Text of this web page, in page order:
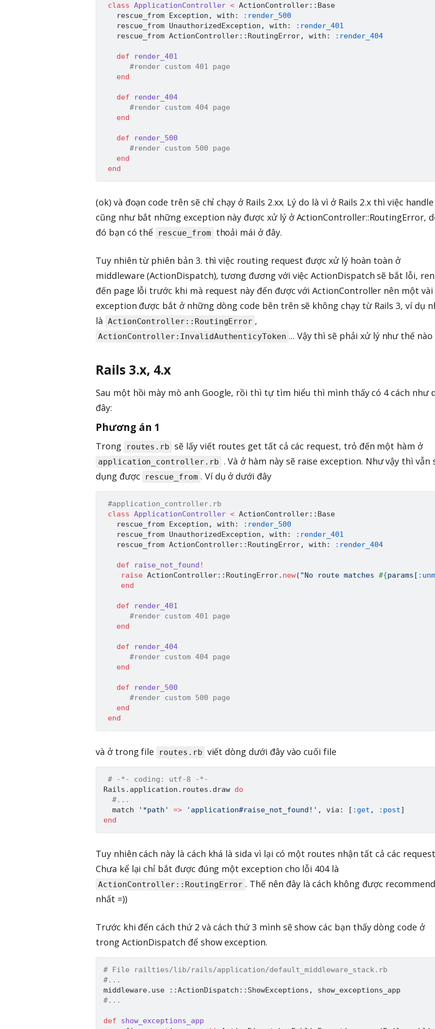
class ApplicationController < ActionController: : Base
   rescue_from
Exception , with :
:render_500
   rescue_from
UnauthorizedException , with :
:render_401
   rescue_from
ActionController: : RoutingError, with : :render_404
def
render_401
#render custom 401 page
end
def
render_404
#render custom 404 page
end
def
render_500
#render custom 500 page
end
end
(ok) và đoạn code trên sẽ chỉ chạy ở Rails 2.xx. Lý do là vì ở Rails 2.x thì việc handle
cũng như bắt những exception này được xử lý ở ActionController::RoutingError,
đó bạn có thể
rescue_from thoải mái ở đây.
Tuy nhiên từ phiên bản 3. thì việc routing request được xử lý hoàn toàn ở
middleware (ActionDispatch), tương đương với việc ActionDispatch sẽ bắt lỗi,
đến page lỗi trước khi mà request này đến được với ActionController nên một vài
exception được bắt ở những dòng code bên trên sẽ không chạy từ Rails 3, ví dụ
là ActionController::RoutingError ,
ActionController:InvalidAuthenticyToken ... Vậy thì sẽ phải xử lý như thế nào
Rails 3.x, 4.x
Sau một hồi mày mò anh Google, rồi thì tự tìm hiểu thì mình thấy có 4 cách như
đây:
Phương án 1
Trong routes.rb sẽ lấy viết routes get tất cả các request, trỏ đến một hàm ở
application_controller.rb
. Và ở hàm này sẽ raise exception. Như vậy thì vẫn
dụng được
rescue_from . Ví dụ ở dưới đây
#application_controller.rb
class ApplicationController < ActionController: : Base
   rescue_from
Exception , with :
:render_500
   rescue_from
UnauthorizedException , with :
:render_401
   rescue_from
ActionController: : RoutingError, with : :render_404
def raise_not_found !
raise ActionController: : RoutingError. new( "No route matches #{params [
end
def
render_401
#render custom 401 page
end
def
render_404
#render custom 404 page
end
def
render_500
#render custom 500 page
end
end
và ở trong file routes.rb viết dòng dưới đây vào cuối file
# -*- coding: utf-8 -*-
Rails . application . routes . draw do
#...
  match
'*path' => 'application#raise_not_found!' , via : [ :get , :post]
end
Tuy nhiên cách này là cách khá là sida vì lại có một routes nhận tất cả các
Chưa kể lại chỉ bắt được đúng một exception cho lỗi 404 là
ActionController::RoutingError . Thế nên đây là cách không được recommend
nhất =))
Trước khi đến cách thứ 2 và cách thứ 3 mình sẽ show các bạn thấy dòng code ở
trong ActionDispatch để show exception.
# File railties/lib/rails/application/default_middleware_stack.rb
#...
middleware. use : :ActionDispatch : : ShowExceptions ,
#...
def
show_exceptions_app